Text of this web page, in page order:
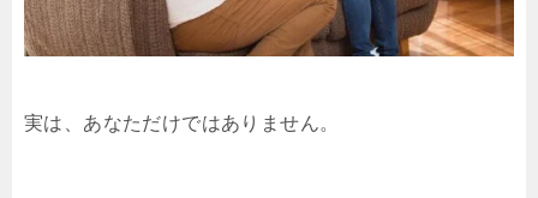
実は、あなただけではありません。